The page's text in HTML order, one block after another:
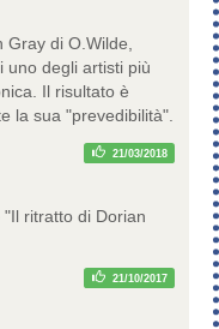
di O.Wilde,
uno degli artisti più
Il risultato è
la sua "prevedibilità".
21/03/2018
ritratto di Dorian
21/10/2017